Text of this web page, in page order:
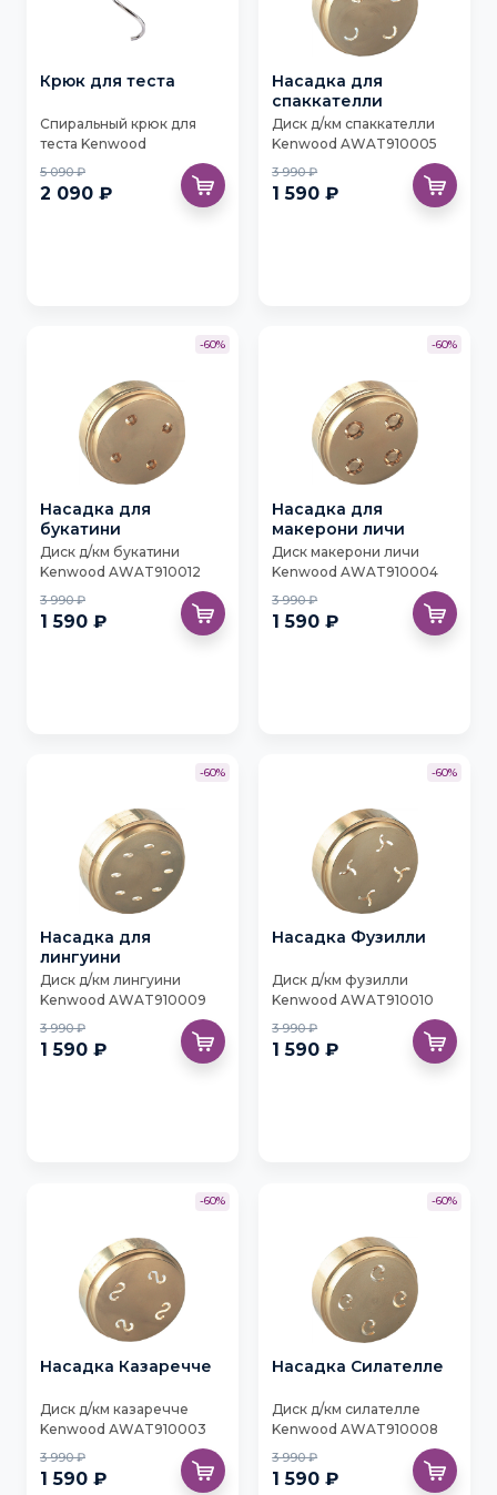
Крюк для теста
Спиральный крюк для
теста Kenwood
5 090 ₽
2 090 ₽
Насадка для
спаккателли
Диск д/км спаккателли
Kenwood AWAT910005
3 990 ₽
1 590 ₽
-60%
Насадка для
букатини
Диск д/км букатини
Kenwood AWAT910012
3 990 ₽
1 590 ₽
-60%
Насадка для
макерони личи
Диск макерони личи
Kenwood AWAT910004
3 990 ₽
1 590 ₽
-60%
Насадка для
лингуини
Диск д/км лингуини
Kenwood AWAT910009
3 990 ₽
1 590 ₽
-60%
Насадка Фузилли
Диск д/км фузилли
Kenwood AWAT910010
3 990 ₽
1 590 ₽
-60%
Насадка Казаречче
Диск д/км казаречче
Kenwood АWAT910003
3 990 ₽
1 590 ₽
-60%
Насадка Силателле
Диск д/км силателле
Kenwood AWAT910008
3 990 ₽
1 590 ₽